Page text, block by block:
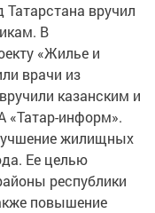
вручил
В
«Жилье и
врачи из
казанским и
«Татар-информ».
жилищных
Ее целью
республики
повышение